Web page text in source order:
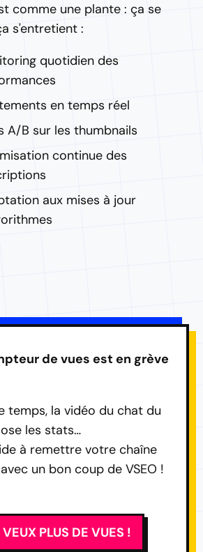
comme une plante : ça se
s'entretient :
quotidien des
en temps réel
A/B sur les thumbnails
continue des
aux mises à jour
de vues est en grève
temps, la vidéo du chat du
les stats…
à remettre votre chaîne
un bon coup de VSEO !
PLUS DE VUES !